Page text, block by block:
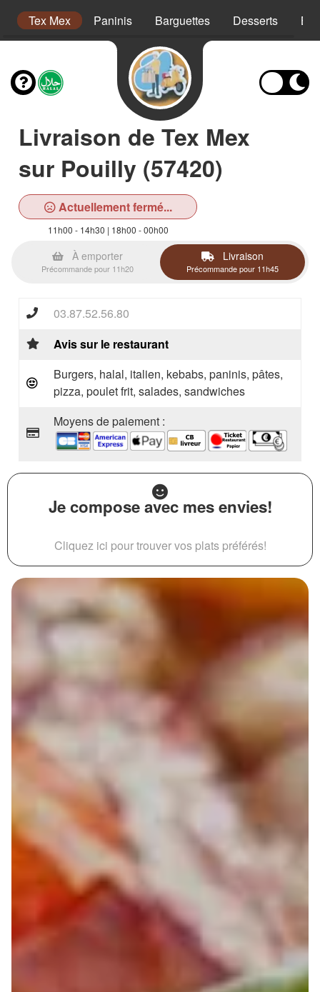
Tex Mex Paninis Barguettes Desserts
Livraison de Tex Mex
sur Pouilly (57420)
Actuellement fermé...
11h00 - 14h30 | 18h00 - 00h00
À emporter
Précommande pour 11h20
Livraison
Précommande pour 11h45
03.87.52.56.80
Avis sur le restaurant
Burgers, halal, italien, kebabs, paninis, pâtes,
pizza, poulet frit, salades, sandwiches
Moyens de paiement :
Je compose avec mes envies!
Cliquez ici pour trouver vos plats préférés!